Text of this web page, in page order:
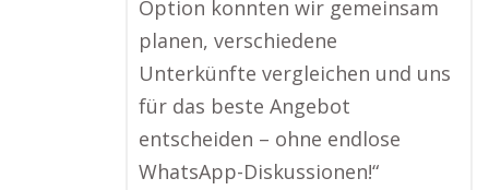
Option konnten wir gemeinsam
planen, verschiedene
Unterkünfte vergleichen und uns
für das beste Angebot
entscheiden – ohne endlose
WhatsApp-Diskussionen!“